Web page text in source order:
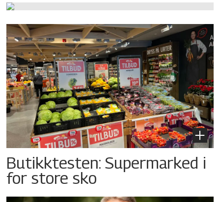
Butikktesten: Supermarked i
for store sko